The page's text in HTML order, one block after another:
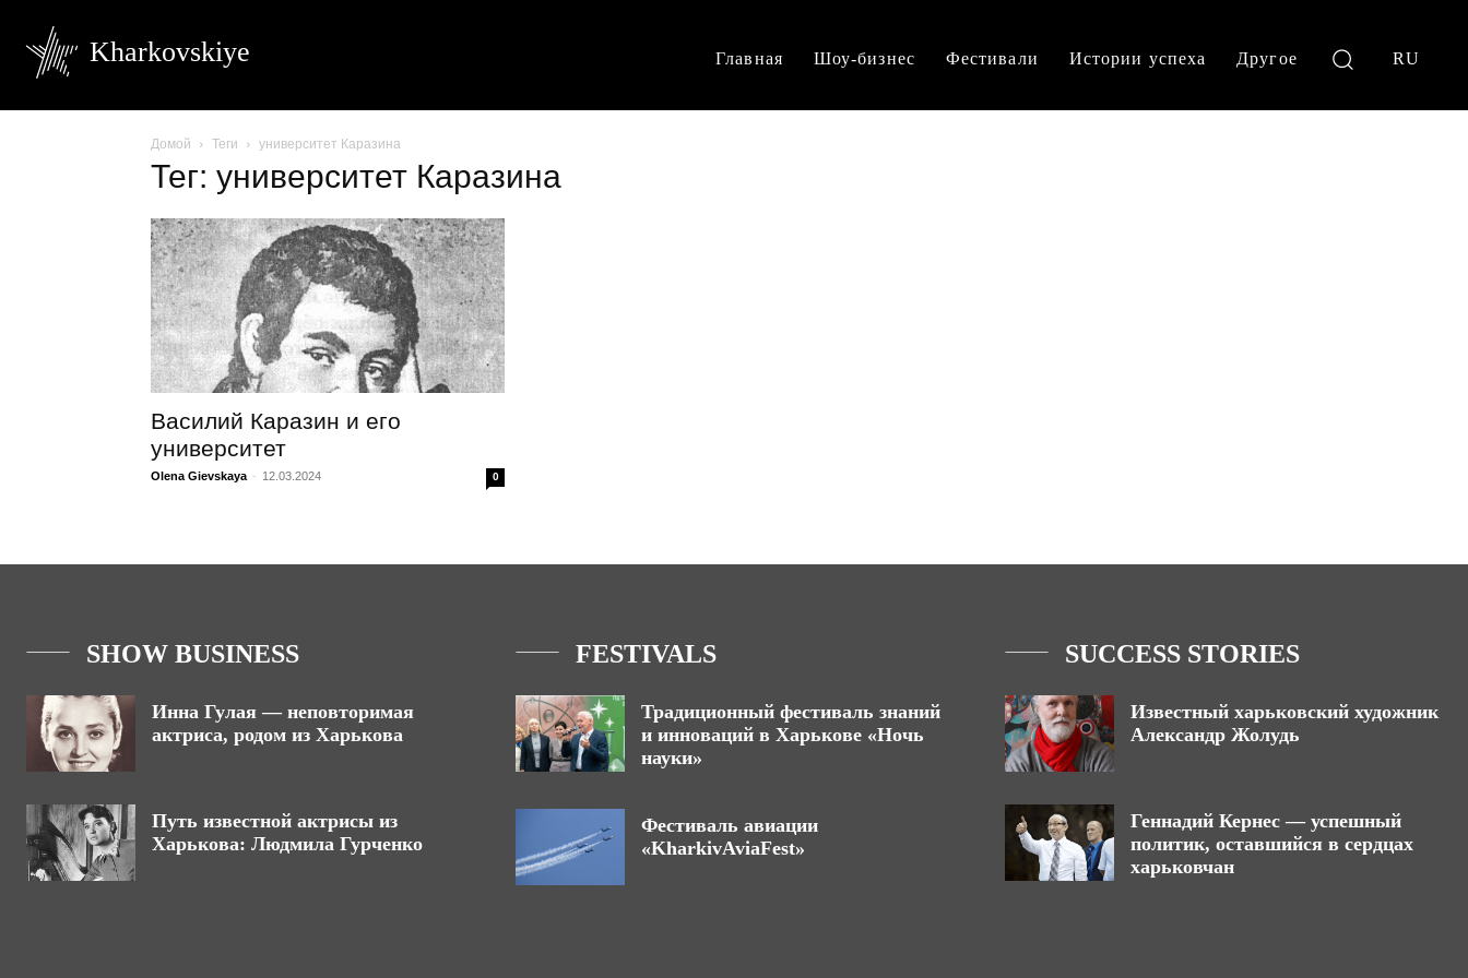
Kharkovskiye Главная Шоу-бизнес Фестивали Истории успеха Другое RU
Домой Теги университет Каразина
Тег: университет Каразина
Василий Каразин и его
университет
Olena Gievskaya - 12.03.2024 0
SHOW BUSINESS
Инна Гулая — неповторимая
актриса, родом из Харькова
Путь известной актрисы из
Харькова: Людмила Гурченко
FESTIVALS
Традиционный фестиваль знаний
и инноваций в Харькове «Ночь
науки»
Фестиваль авиации
«KharkivAviaFest»
SUCCESS STORIES
Известный харьковский художник
Александр Жолудь
Геннадий Кернес — успешный
политик, оставшийся в сердцах
харьковчан